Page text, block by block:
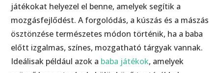
játékokat helyezel el benne, amelyek segítik a
mozgásfejlődést. A forgolódás, a kúszás és a mászás
ösztönzése természetes módon történik, ha a baba
előtt izgalmas, színes, mozgatható tárgyak vannak.
Ideálisak például azok a baba játékok, amelyek